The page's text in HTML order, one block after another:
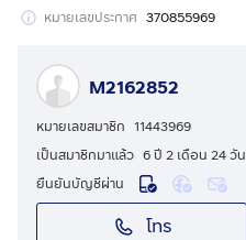
หมายเลขประกาศ 370855969
M2162852
หมายเลขสมาชิก 11443969
เป็นสมาชิกมาแล้ว 6 ปี 2 เดือน 24 วัน
ยืนยันบัญชีผ่าน
โทร